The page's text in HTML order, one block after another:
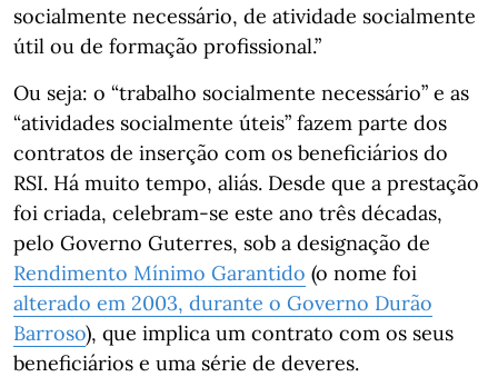
socialmente necessário, de atividade socialmente
útil ou de formação profissional.”
Ou seja: o “trabalho socialmente necessário” e as
“atividades socialmente úteis” fazem parte dos
contratos de inserção com os beneficiários do
RSI. Há muito tempo, aliás. Desde que a prestação
foi criada, celebram-se este ano três décadas,
pelo Governo Guterres, sob a designação de
Rendimento Mínimo Garantido (o nome foi
alterado em 2003, durante o Governo Durão
Barroso), que implica um contrato com os seus
beneficiários e uma série de deveres.